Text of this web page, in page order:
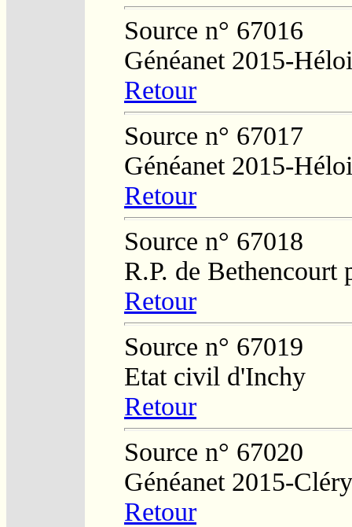
Source n° 67016
Généanet 2015-
Retour
Source n° 67017
Généanet 2015-
Retour
Source n° 67018
R.P. de Bethencourt
Retour
Source n° 67019
Etat civil d'Inchy
Retour
Source n° 67020
Généanet 2015-
Retour